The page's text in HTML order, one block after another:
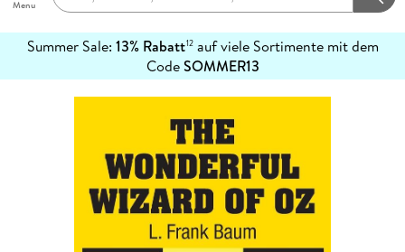
Menu
Summer Sale: 13% Rabatt12auf viele Sortimente mit dem
CodeSOMMER13
erfahren